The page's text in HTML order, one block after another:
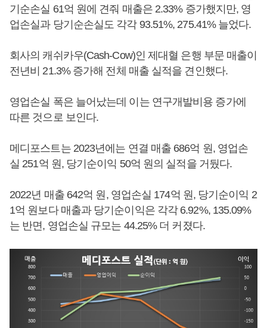
기순손실 61억 원에 견줘 매출은 2.33% 증가했지만, 영
업손실과 당기순손실도 각각 93.51%, 275.41% 늘었다.
회사의 캐쉬카우(Cash-Cow)인 제대혈 은행 부문 매출이
전년비 21.3% 증가해 전체 매출 실적을 견인했다.
영업손실 폭은 늘어났는데 이는 연구개발비용 증가에
따른 것으로 보인다.
메디포스트는 2023년에는 연결 매출 686억 원, 영업손
실 251억 원, 당기순이익 50억 원의 실적을 거뒀다.
2022년 매출 642억 원, 영업손실 174억 원, 당기순이익 2
1억 원보다 매출과 당기순이익은 각각 6.92%, 135.09%
는 반면, 영업손실 규모는 44.25% 더 커졌다.